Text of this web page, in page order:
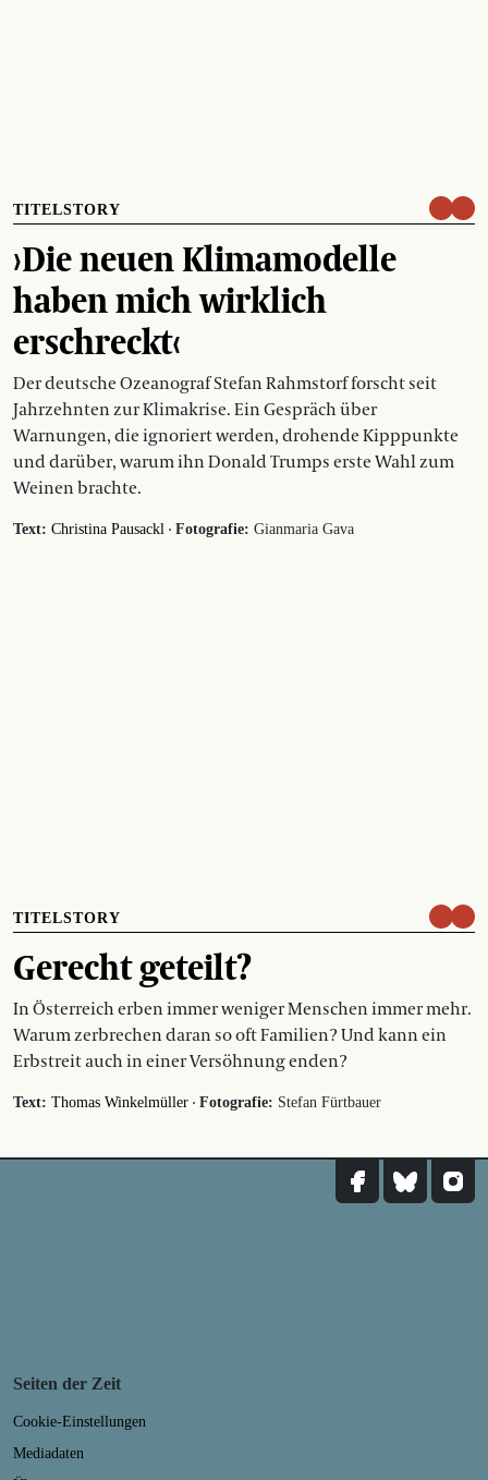
TITELSTORY
›Die neuen Klimamodelle
haben mich wirklich
erschreckt‹
Der deutsche Ozeanograf Stefan Rahmstorf forscht seit
Jahrzehnten zur Klimakrise. Ein Gespräch über
Warnungen, die ignoriert werden, drohende Kipppunkte
und darüber, warum ihn Donald Trumps erste Wahl zum
Weinen brachte.
Text: Christina Pausackl · Fotografie: Gianmaria Gava
TITELSTORY
Gerecht geteilt?
In Österreich erben immer weniger Menschen immer mehr.
Warum zerbrechen daran so oft Familien? Und kann ein
Erbstreit auch in einer Versöhnung enden?
Text: Thomas Winkelmüller · Fotografie: Stefan Fürtbauer
Seiten der Zeit
Cookie-Einstellungen
Mediadaten